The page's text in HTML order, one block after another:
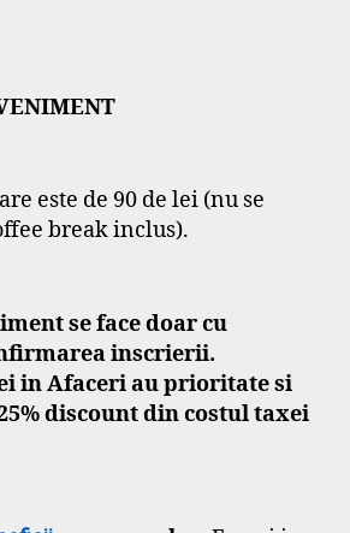
este de 90 de lei (nu se
break inclus).
se face doar cu
inscrierii.
in Afaceri au prioritate si
discount din costul taxei